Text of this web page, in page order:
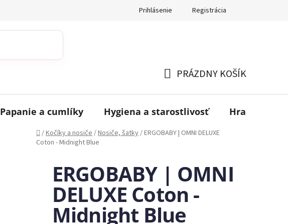
Prihlásenie Registrácia
KOŠÍK
PRÁZDNY KOŠÍK
Papanie a cumlíky Hygiena a starostlivosť Hračky
Domov
/Kočíky a nosiče/Nosiče, šatky/ERGOBABY | OMNI DELUXE
Coton - Midnight Blue
ERGOBABY | OMNI
DELUXE Coton -
Midnight Blue